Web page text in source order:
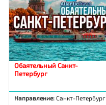
Обаятельный Санкт-
Петербург
Направление:Санкт-Петербург